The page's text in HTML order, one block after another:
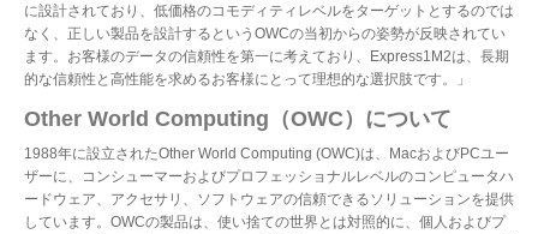
に設計されており、低価格のコモディティレベルをターゲットとするのでは
なく、正しい製品を設計するというOWCの当初からの姿勢が反映されてい
ます。お客様のデータの信頼性を第一に考えており、Express1M2は、長期
的な信頼性と高性能を求めるお客様にとって理想的な選択肢です。」
Other World Computing（OWC）について
1988年に設立されたOther World Computing (OWC)は、MacおよびPCユー
ザーに、コンシューマーおよびプロフェッショナルレベルのコンピュータハ
ードウェア、アクセサリ、ソフトウェアの信頼できるソリューションを提供
しています。OWCの製品は、使い捨ての世界とは対照的に、個人およびプ